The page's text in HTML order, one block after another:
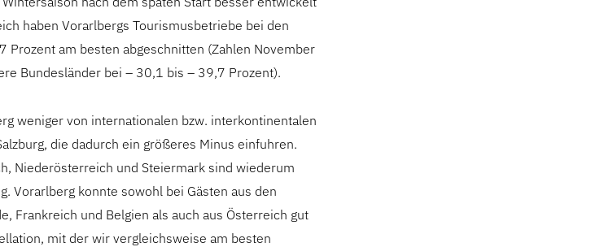
haben Vorarlbergs Tourismusbetriebe bei den
Prozent am besten abgeschnitten (Zahlen November
Bundesländer bei – 30,1 bis – 39,7 Prozent).
weniger von internationalen bzw. interkontinentalen
die dadurch ein größeres Minus einfuhren.
Niederösterreich und Steiermark sind wiederum
Vorarlberg konnte sowohl bei Gästen aus den
Frankreich und Belgien als auch aus Österreich gut
mit der wir vergleichsweise am besten